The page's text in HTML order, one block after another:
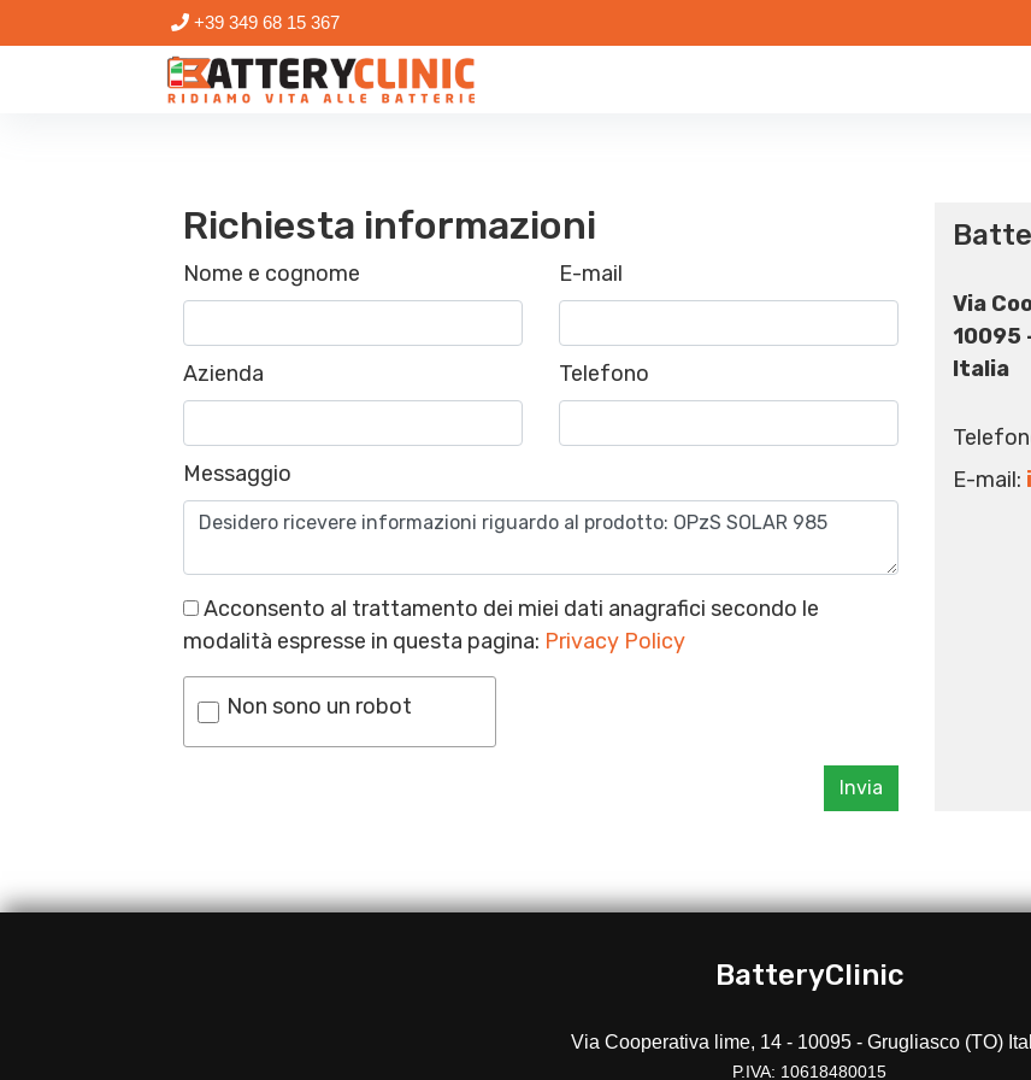
+39 349 68 15 367
Richiesta informazioni
Nome e cognome E-mail
Azienda Telefono
Messaggio
Acconsento al trattamento dei miei dati anagrafici secondo le
modalità espresse in questa pagina: Privacy Policy
Non sono un robot
Invia
Via
10095
Italia
E-mail:
BatteryClinic
Via Cooperativa lime, 14 - 10095 - Grugliasco (TO)
P.IVA: 10618480015